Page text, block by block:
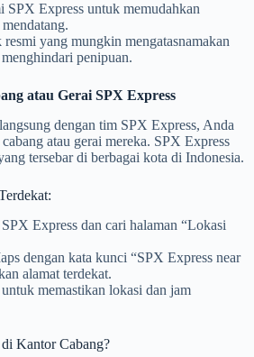
SPX Express untuk memudahkan
yang mungkin mengatasnamakan
penipuan.
atau Gerai SPX Express
dengan tim SPX Express, Anda
atau gerai mereka. SPX Express
tersebar di berbagai kota di Indonesia.
Express dan cari halaman “Lokasi
dengan kata kunci “SPX Express near
alamat terdekat.
memastikan lokasi dan jam
Kantor Cabang?